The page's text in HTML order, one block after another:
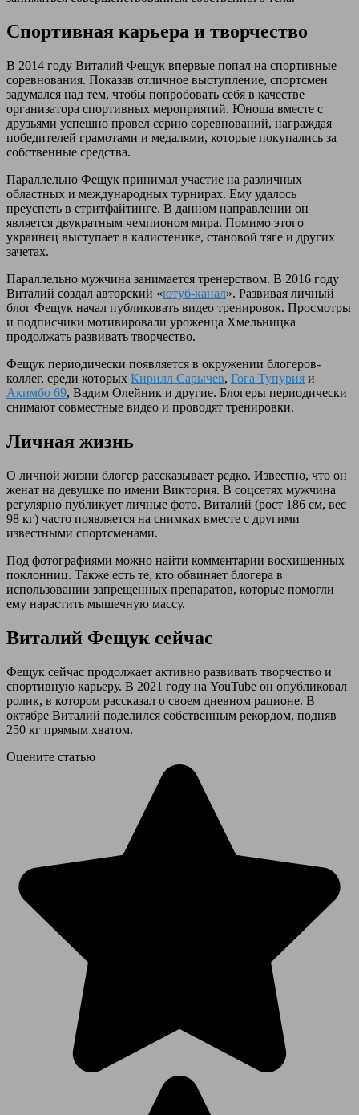
Спортивная карьера и творчество
В 2014 году Виталий Фещук впервые попал на спортивные
соревнования. Показав отличное выступление, спортсмен
задумался над тем, чтобы попробовать себя в качестве
организатора спортивных мероприятий. Юноша вместе с
друзьями успешно провел серию соревнований, награждая
победителей грамотами и медалями, которые покупались за
собственные средства.
Параллельно Фещук принимал участие на различных
областных и международных турнирах. Ему удалось
преуспеть в стритфайтинге. В данном направлении он
является двукратным чемпионом мира. Помимо этого
украинец выступает в калистенике, становой тяге и других
зачетах.
Параллельно мужчина занимается тренерством. В 2016 году
Виталий создал авторский «ютуб-канал». Развивая личный
блог Фещук начал публиковать видео тренировок. Просмотры
и подписчики мотивировали уроженца Хмельницка
продолжать развивать творчество.
Фещук периодически появляется в окружении блогеров-
коллег, среди которых Кирилл Сарычев, Гога Тупурия и
Акимбо 69, Вадим Олейник и другие. Блогеры периодически
снимают совместные видео и проводят тренировки.
Личная жизнь
О личной жизни блогер рассказывает редко. Известно, что он
женат на девушке по имени Виктория. В соцсетях мужчина
регулярно публикует личные фото. Виталий (рост 186 см, вес
98 кг) часто появляется на снимках вместе с другими
известными спортсменами.
Под фотографиями можно найти комментарии восхищенных
поклонниц. Также есть те, кто обвиняет блогера в
использовании запрещенных препаратов, которые помогли
ему нарастить мышечную массу.
Виталий Фещук сейчас
Фещук сейчас продолжает активно развивать творчество и
спортивную карьеру. В 2021 году на YouTube он опубликовал
ролик, в котором рассказал о своем дневном рационе. В
октябре Виталий поделился собственным рекордом, подняв
250 кг прямым хватом.
Оцените статью